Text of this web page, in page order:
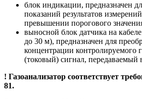
блок индикации, предназначен
показаний результатов
превышении порогового
выносной блок датчика на
до 30 м), предназначен для
концентрации контролируемого
(токовый) сигнал, передаваемый
! Газоанализатор соответствует
81.